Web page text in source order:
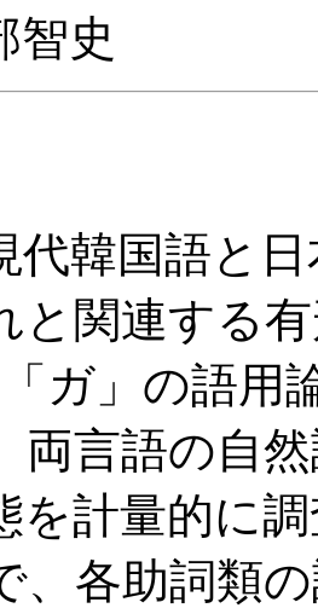
智史
代韓国語と
と関連する
ガ」の語用
両言語の自
を計量的に
、各助詞類